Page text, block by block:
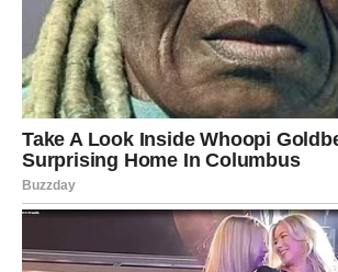
pronaći ono što funkcioniše za vas, bez
kojima se možete suočiti.Primjenom
pronašla put ka zdravijoj i sretnijoj verziji
mogu poslužiti kao inspiracija svima koji
je pravi primjer kako se može živjeti zdravo
recept za uspjeh leži u kombinaciji
pozitivnog stava, što može pomoći svima
ciljeve i ostvare željeni životni stil.U
nije samo inspiracija zbog svog izgleda, već